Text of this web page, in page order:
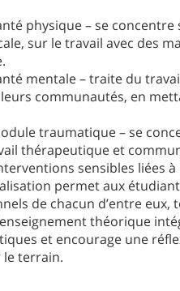
physique – se
sur le travail avec des
mentale – traite du
communautés, en
traumatique – se
thérapeutique et
sensibles liées
permet aux
de chacun d’entre
théorique
et encourage une
le terrain.